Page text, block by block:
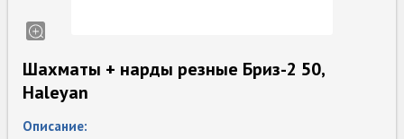
Шахматы + нарды резные Бриз-2 50,
Haleyan
Описание: